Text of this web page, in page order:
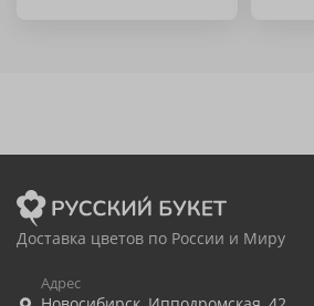
Доставка цветов по России и Миру
Адрес